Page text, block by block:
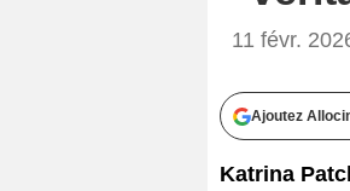
11 févr.
Ajoutez
Katrina